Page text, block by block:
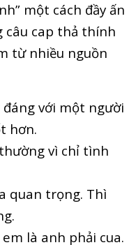
một cách đầy ấn
câu cap thả thính
từ nhiều nguồn
với một người
hơn.
vì chỉ tình
quan trọng. Thì
là anh phải cua.